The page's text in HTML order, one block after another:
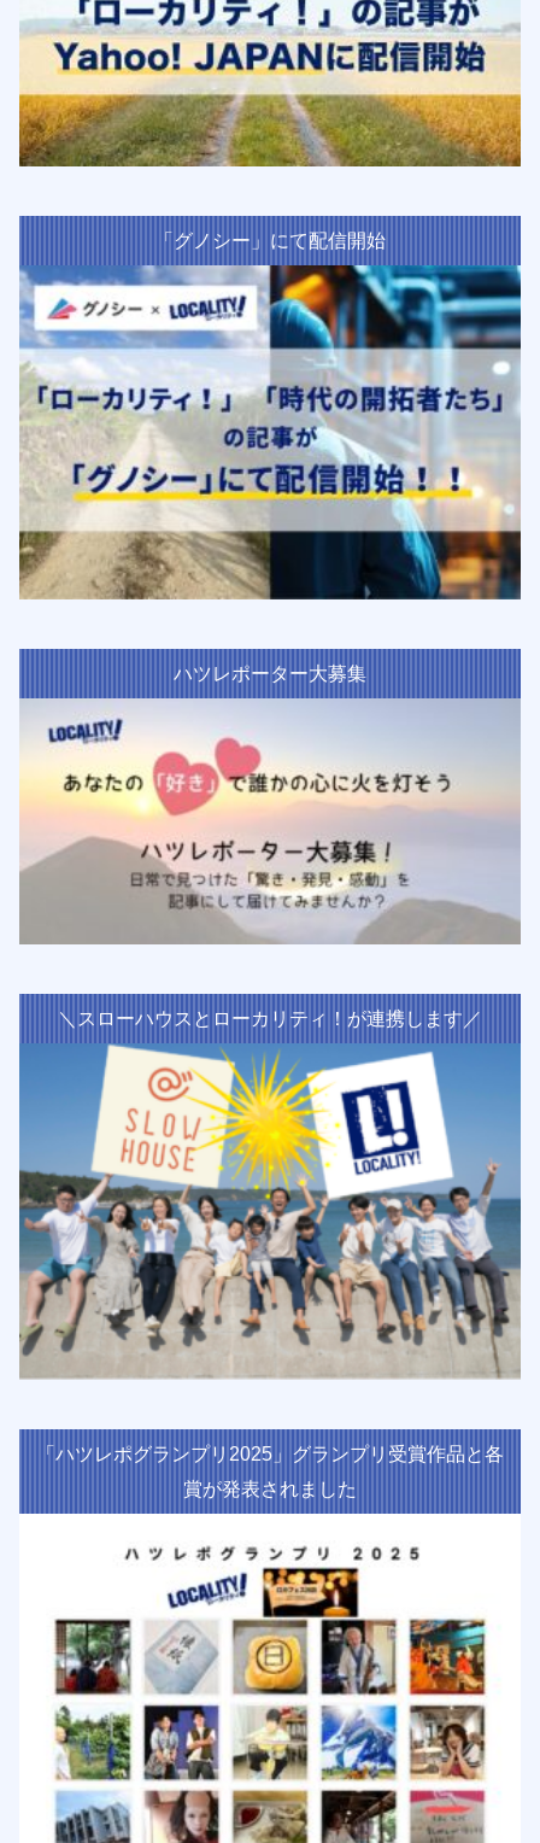
「グノシー」にて配信開始
ハツレポーター大募集
＼スローハウスとローカリティ！が連携します／
「ハツレポグランプリ2025」グランプリ受賞作品と各
賞が発表されました